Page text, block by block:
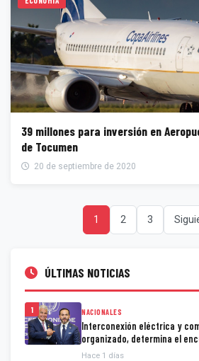
39 millones para inversión en
de Tocumen
20 de septiembre de 2020
1 2 3
ÚLTIMAS NOTICIAS
1 NACIONALES
Interconexión eléctrica y
organizado, determina el
Espriella
Hace 1 días